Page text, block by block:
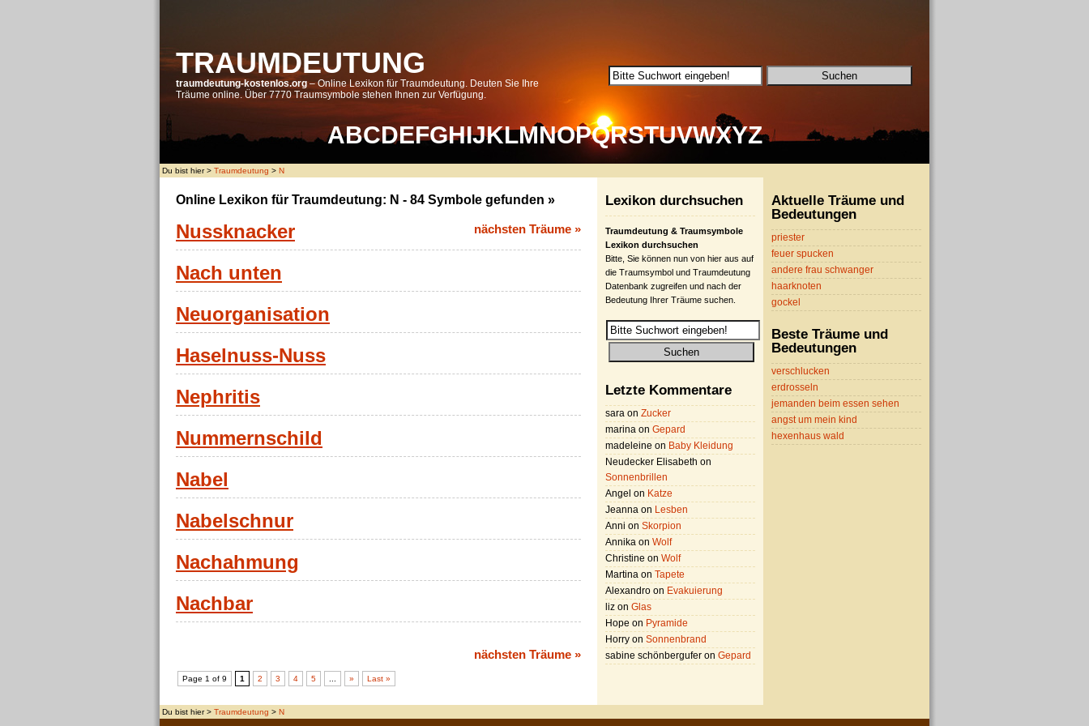
TRAUMDEUTUNG
traumdeutung-kostenlos.org– Online Lexikon für Traumdeutung. Deuten Sie Ihre
Träume online. Über 7770 Traumsymbole stehen Ihnen zur Verfügung.
ABCDEFGHIJKLMNOPQRSTUVWXYZ
Du bist hier > Traumdeutung > N
Online Lexikon für Traumdeutung: N - 84 Symbole gefunden »
nächsten Träume »
Nussknacker
Nach unten
Neuorganisation
Haselnuss-Nuss
Nephritis
Nummernschild
Nabel
Nabelschnur
Nachahmung
Nachbar
nächsten Träume »
Page 1 of 9 1 2 3 4 5 » Last »
Lexikon durchsuchen
Traumdeutung & Traumsymbole
Lexikon durchsuchen
Bitte, Sie können nun von hier aus auf
die Traumsymbol und Traumdeutung
Datenbank zugreifen und nach der
Bedeutung Ihrer Träume suchen.
Letzte Kommentare
sara on Zucker
marina on Gepard
madeleine on Baby Kleidung
Neudecker Elisabeth on
Sonnenbrillen
Angel on Katze
Jeanna on Lesben
Anni on Skorpion
Annika on Wolf
Christine on Wolf
Martina on Tapete
Alexandro on Evakuierung
liz on Glas
Hope on Pyramide
Horry on Sonnenbrand
sabine schönbergufer on Gepard
Aktuelle Träume und
Bedeutungen
priester
feuer spucken
andere frau schwanger
haarknoten
gockel
Beste Träume und
Bedeutungen
verschlucken
erdrosseln
jemanden beim essen sehen
angst um mein kind
hexenhaus wald
Du bist hier > Traumdeutung > N